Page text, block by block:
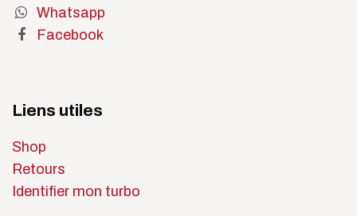
Whatsapp
Facebook
Liens utiles
Shop
Retours
Identifier mon turbo